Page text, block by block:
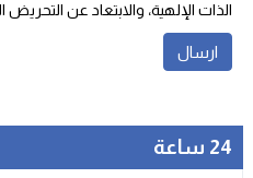
الذات الإلهية، والابتعاد عن
24 ساعة